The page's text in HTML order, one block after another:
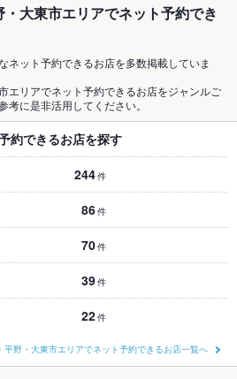
大東市エリアでネット予約でき
ネット予約できるお店を多数掲載していま
エリアでネット予約できるお店をジャンルご
考に是非活用してください。
約できるお店を探す
244件
86件
70件
39件
22件
平野・大東市エリアでネット予約できるお店一覧へ